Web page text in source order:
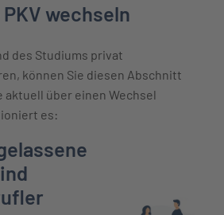
wechseln
des Studiums privat
können Sie diesen Abschnitt
aktuell über einen Wechsel
es:
mit zeitlichem